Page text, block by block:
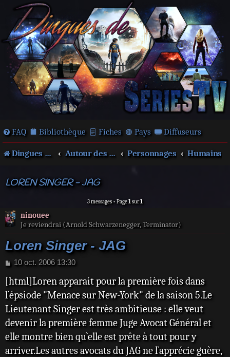
FAQ Bibliothèque Fiches Pays Diffuseurs
Dingues de séries télé ! Autour des films et séries Personnages Humains
LOREN SINGER - JAG
3 messages • Page1sur1
ninouee
Je reviendrai (Arnold Schwarzenegger, Terminator)
Loren Singer - JAG
M
s
s
a
g
10 oct. 2006 13:30
[html]Loren apparait pour la première fois dans
l`épsiode "Menace sur New-York" de la saison 5.Le
Lieutenant Singer est très ambitieuse : elle veut
devenir la première femme Juge Avocat Général et
elle montre bien qu`elle est prête à tout pour y
arriver.Les autres avocats du JAG ne l`apprécie guère,